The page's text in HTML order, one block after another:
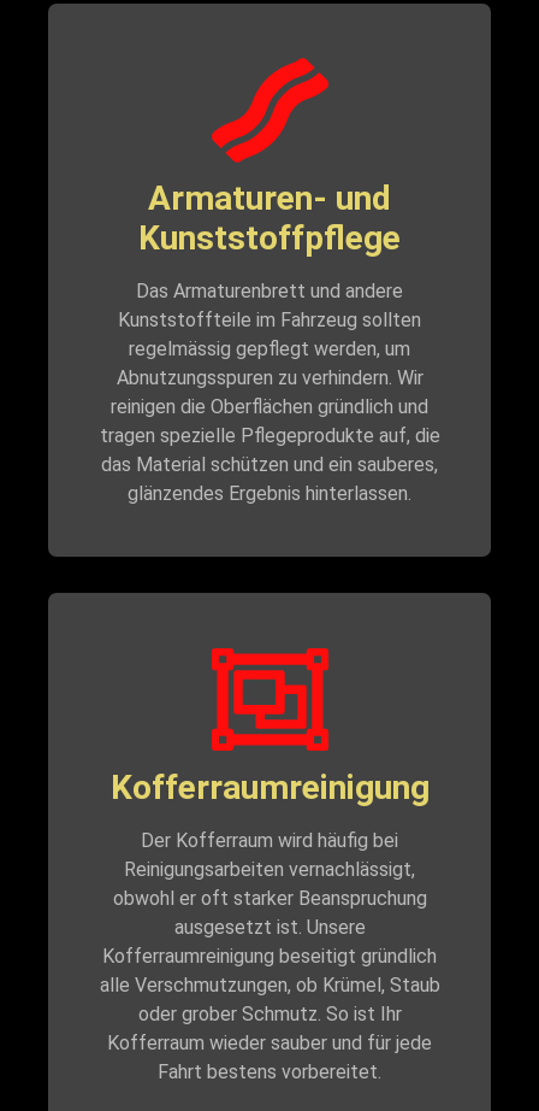
Armaturen- und
Kunststoffpflege
Das Armaturenbrett und andere
Kunststoffteile im Fahrzeug sollten
regelmässig gepflegt werden, um
Abnutzungsspuren zu verhindern. Wir
reinigen die Oberflächen gründlich und
tragen spezielle Pflegeprodukte auf, die
das Material schützen und ein sauberes,
glänzendes Ergebnis hinterlassen.
Kofferraumreinigung
Der Kofferraum wird häufig bei
Reinigungsarbeiten vernachlässigt,
obwohl er oft starker Beanspruchung
ausgesetzt ist. Unsere
Kofferraumreinigung beseitigt gründlich
alle Verschmutzungen, ob Krümel, Staub
oder grober Schmutz. So ist Ihr
Kofferraum wieder sauber und für jede
Fahrt bestens vorbereitet.